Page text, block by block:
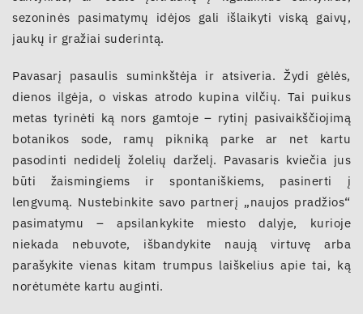
sezoninės pasimatymų idėjos gali išlaikyti viską gaivų,
jaukų ir gražiai suderintą.
Pavasarį pasaulis suminkštėja ir atsiveria. Žydi gėlės,
dienos ilgėja, o viskas atrodo kupina vilčių. Tai puikus
metas tyrinėti ką nors gamtoje – rytinį pasivaikščiojimą
botanikos sode, ramų pikniką parke ar net kartu
pasodinti nedidelį žolelių darželį. Pavasaris kviečia jus
būti žaismingiems ir spontaniškiems, pasinerti į
lengvumą. Nustebinkite savo partnerį „naujos pradžios“
pasimatymu – apsilankykite miesto dalyje, kurioje
niekada nebuvote, išbandykite naują virtuvę arba
parašykite vienas kitam trumpus laiškelius apie tai, ką
norėtumėte kartu auginti.